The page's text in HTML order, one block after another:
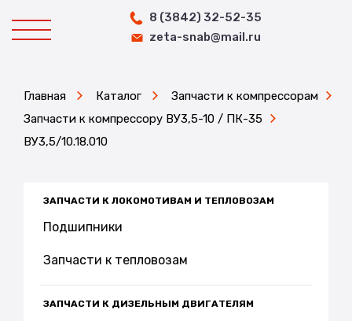
8 (3842) 32-52-35
zeta-snab@mail.ru
Главная Каталог
Запчасти к компрессорам
Запчасти к компрессору ВУ3,5-10 / ПК-35
ВУ3,5/10.18.010
ЗАПЧАСТИ К ЛОКОМОТИВАМ И ТЕПЛОВОЗАМ
Подшипники
Запчасти к тепловозам
ЗАПЧАСТИ К ДИЗЕЛЬНЫМ ДВИГАТЕЛЯМ